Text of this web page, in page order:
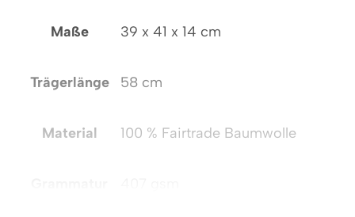
Maße 39 x 41 x 14 cm
Trägerlänge 58 cm
Material 100 % Fairtrade Baumwolle